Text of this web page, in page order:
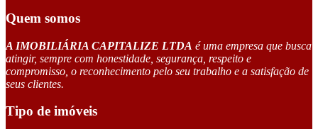
Quem somos
A IMOBILIÁRIA CAPITALIZE LTDA é uma empresa que busca
atingir, sempre com honestidade, segurança, respeito e
compromisso, o reconhecimento pelo seu trabalho e a satisfação de
seus clientes.
Tipo de imóveis